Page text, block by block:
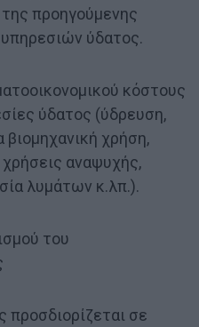
της προηγούμενης
ύδατος.
κόστους
ύδατος (ύδρευση,
βιομηχανική χρήση,
αναψυχής,
λυμάτων κ.λπ.).
του
προσδιορίζεται σε